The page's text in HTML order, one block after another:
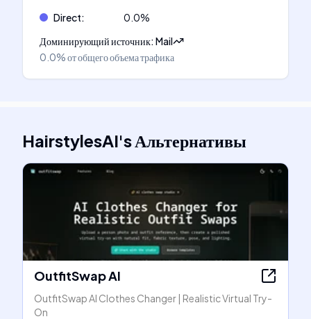
Direct: 0.0%
Доминирующий источник:Mail
0.0%от общего объема трафика
HairstylesAI'sАльтернативы
OutfitSwap AI
OutfitSwap AI Clothes Changer | Realistic Virtual Try-
On